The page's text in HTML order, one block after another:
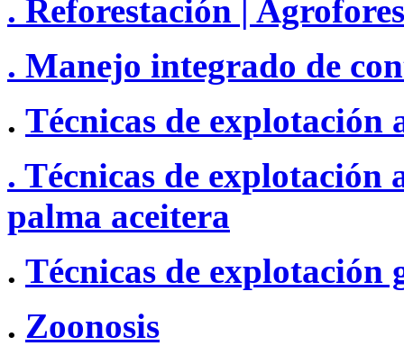
. Reforestación |
. Manejo integrado de
. Técnicas de explotación
. Técnicas de
palma aceitera
. Técnicas de explotación
. Zoonosis